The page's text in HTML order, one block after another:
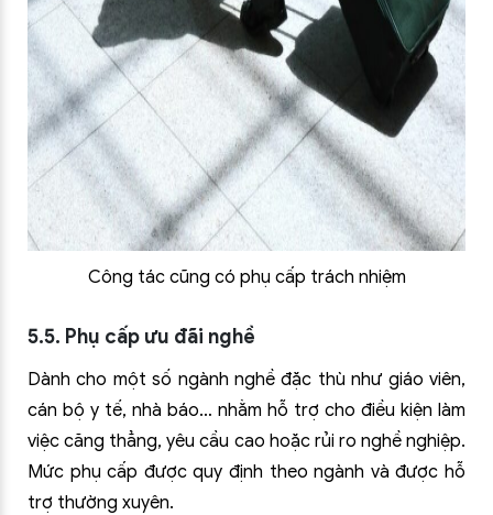
Công tác cũng có phụ cấp trách nhiệm
5.5. Phụ cấp ưu đãi nghề
Dành cho một số ngành nghề đặc thù như giáo viên,
cán bộ y tế, nhà báo… nhằm hỗ trợ cho điều kiện làm
việc căng thẳng, yêu cầu cao hoặc rủi ro nghề nghiệp.
Mức phụ cấp được quy định theo ngành và được hỗ
trợ thường xuyên.